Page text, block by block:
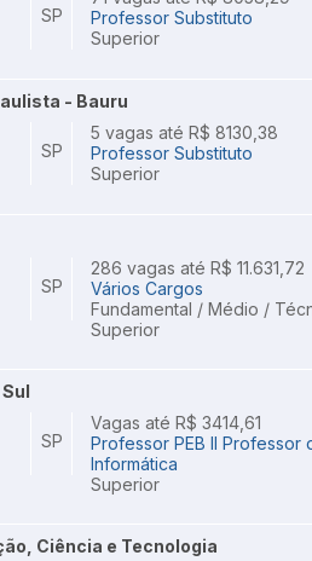
SP
Professor Substituto
Superior
- Bauru
SP
5 vagas até R$ 8130,38
Professor Substituto
Superior
SP
286 vagas até R$ 11.631,72
Vários Cargos
Fundamental / Médio /
Superior
SP
Vagas até R$ 3414,61
Professor PEB II Professor
Informática
Superior
Ciência e Tecnologia